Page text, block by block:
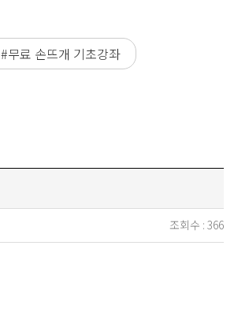
#무료 손뜨개 기초강좌
조회수 : 366